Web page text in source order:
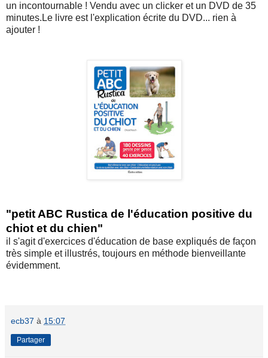
un incontournable ! Vendu avec un clicker et un DVD de 35
minutes.Le livre est l'explication écrite du DVD... rien à
ajouter !
"petit ABC Rustica de l'éducation positive du
chiot et du chien"
il s'agit d'exercices d'éducation de base expliqués de façon
très simple et illustrés, toujours en méthode bienveillante
évidemment.
ecb37 à 15:07
Partager